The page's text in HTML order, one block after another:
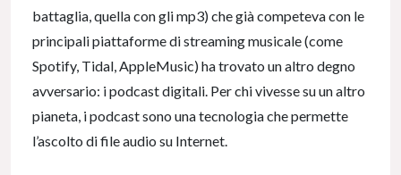
battaglia, quella con gli mp3) che già competeva con le
principali piattaforme di streaming musicale (come
Spotify, Tidal, AppleMusic) ha trovato un altro degno
avversario: i podcast digitali. Per chi vivesse su un altro
pianeta, i podcast sono una tecnologia che permette
l’ascolto di file audio su Internet.